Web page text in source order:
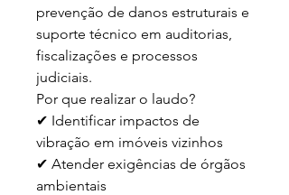
prevenção de danos estruturais e
suporte técnico em auditorias,
fiscalizações e processos
judiciais.
Por que realizar o laudo?
✔ Identificar impactos de
vibração em imóveis vizinhos
✔ Atender exigências de órgãos
ambientais